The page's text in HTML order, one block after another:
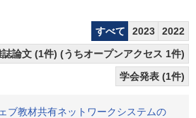
すべて 2023
2022
誌論文 (1件) (うちオープンアクセス 1件)
学会発表 (1件)
ブ教材共有ネットワークシステムの